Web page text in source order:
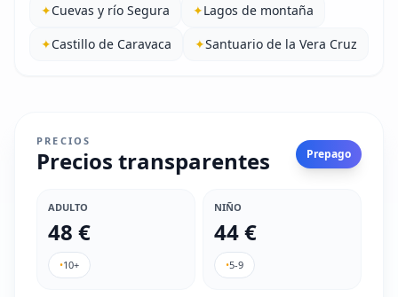
✦Cuevas y río Segura ✦Lagos de montaña
✦Castillo de Caravaca ✦Santuario de la Vera Cruz
PRECIOS
Precios transparentes Prepago
ADULTO
48 €
•10+
NIÑO
44 €
•5-9